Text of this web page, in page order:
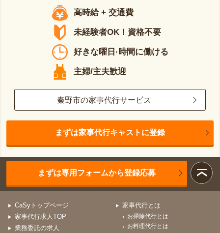
高時給 + 交通費
未経験者OK！資格不要
好きな曜日·時間に働ける
主婦/主夫歓迎
秦野市の家事代行サービス
まずは家事代行キャストに登録
まずは専用フォームから登録応募
CaSyトップページ
家事代行求人TOP
業務委託の求人
家事代行とは
お掃除代行とは
お料理代行とは